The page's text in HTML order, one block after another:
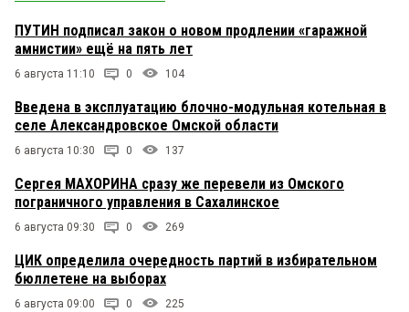
ПУТИН подписал закон о новом продлении «гаражной
амнистии» ещё на пять лет
6 августа 11:10 0 104
Введена в эксплуатацию блочно-модульная котельная в
селе Александровское Омской области
6 августа 10:30 0 137
Сергея МАХОРИНА сразу же перевели из Омского
пограничного управления в Сахалинское
6 августа 09:30 0 269
ЦИК определила очередность партий в избирательном
бюллетене на выборах
6 августа 09:00 0 225